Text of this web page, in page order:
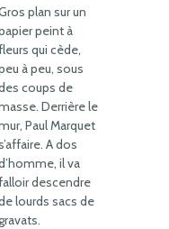
plan sur un
peint à
qui cède,
à peu, sous
coups de
Derrière le
Paul Marquet
A dos
il va
descendre
lourds sacs de